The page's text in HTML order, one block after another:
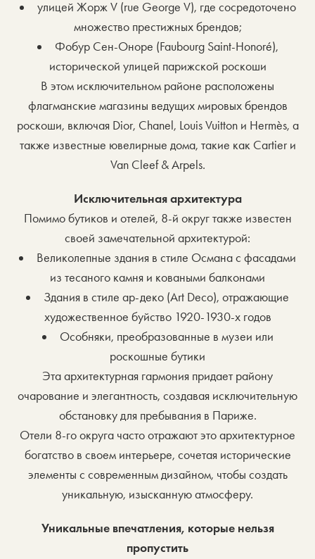
улицей Жорж V (rue George V), где сосредоточено
множество престижных брендов;
Фобур Сен-Оноре (Faubourg Saint-Honoré),
исторической улицей парижской роскоши
В этом исключительном районе расположены
флагманские магазины ведущих мировых брендов
роскоши, включая Dior, Chanel, Louis Vuitton и Hermès, а
также известные ювелирные дома, такие как Cartier и
Van Cleef & Arpels.
Исключительная архитектура
Помимо бутиков и отелей, 8-й округ также известен
своей замечательной архитектурой:
Великолепные здания в стиле Османа с фасадами
из тесаного камня и коваными балконами
Здания в стиле ар-деко (Art Deco), отражающие
художественное буйство 1920-1930-х годов
Особняки, преобразованные в музеи или
роскошные бутики
Эта архитектурная гармония придает району
очарование и элегантность, создавая исключительную
обстановку для пребывания в Париже.
Отели 8-го округа часто отражают это архитектурное
богатство в своем интерьере, сочетая исторические
элементы с современным дизайном, чтобы создать
уникальную, изысканную атмосферу.
Уникальные впечатления, которые нельзя
пропустить